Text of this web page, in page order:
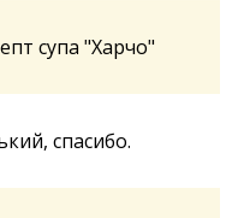
супа "Харчо"
спасибо.